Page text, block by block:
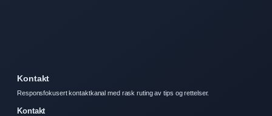
Kontakt
Responsfokusert kontaktkanal med rask ruting av tips og rettelser.
Kontakt